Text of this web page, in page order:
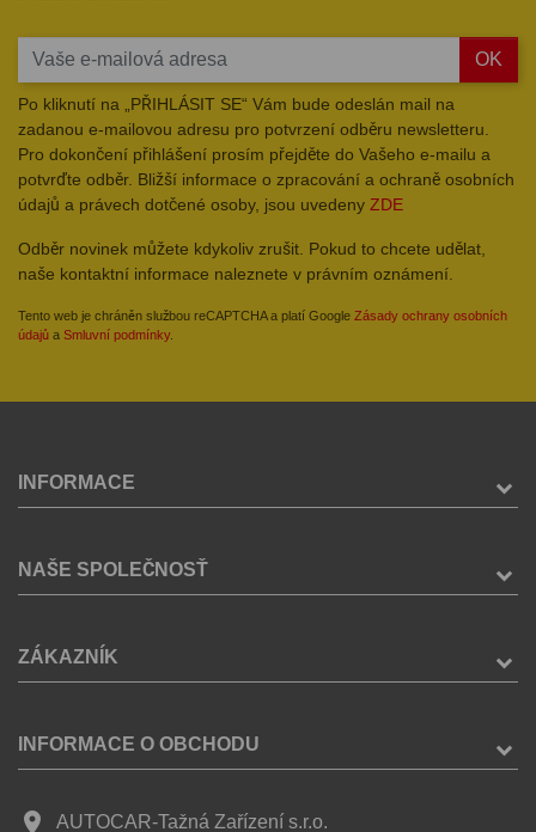
OK
Po kliknutí na „PŘIHLÁSIT SE“ Vám bude odeslán mail na
zadanou e-mailovou adresu pro potvrzení odběru newsletteru.
Pro dokončení přihlášení prosím přejděte do Vašeho e-mailu a
potvrďte odběr. Bližší informace o zpracování a ochraně osobních
údajů a právech dotčené osoby, jsou uvedeny ZDE
Odběr novinek můžete kdykoliv zrušit. Pokud to chcete udělat,
naše kontaktní informace naleznete v právním oznámení.
Tento web je chráněn službou reCAPTCHA a platí Google Zásady ochrany osobních
údajů a Smluvní podmínky.
INFORMACE
NAŠE SPOLEČNOSŤ
ZÁKAZNÍK
INFORMACE O OBCHODU
place AUTOCAR-Tažná Zařízení s.r.o.